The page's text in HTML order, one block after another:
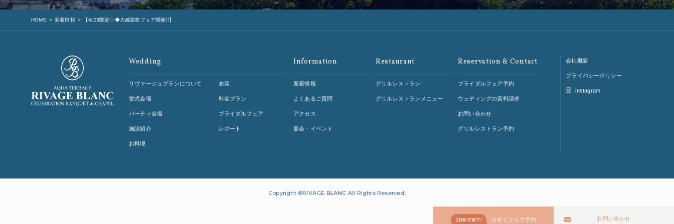
今すぐフェア予約 お問い合わせ
HOME 新着情報 【6/23限定◇◆大感謝祭フェア開催!!】
Wedding
リヴァージュブランについて 衣装
挙式会場 料金プラン
パーティ会場 ブライダルフェア
施設紹介 レポート
お料理
Information
新着情報
よくあるご質問
アクセス
宴会・イベント
Restaurant
グリルレストラン
グリルレストランメニュー
Reservation & Contact
ブライダルフェア予約
ウェディングの資料請求
お問い合わせ
グリルレストラン予約
会社概要
プライバシーポリシー
instagram
Copyright ©RIVAGE BLANC All Rights Reserved.